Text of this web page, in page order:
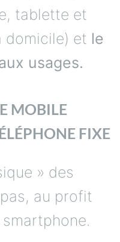
tablette et
domicile) et le
usages.
MOBILE
FIXE
» des
au profit